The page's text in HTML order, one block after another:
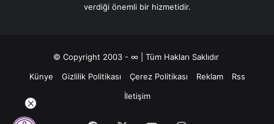
verdiği önemli bir hizmetidir.
© Copyright 2003 - ∞ | Tüm Hakları Saklıdır
Künye
Gizlilik Politikası Çerez Politikası Reklam
Rss
İletişim